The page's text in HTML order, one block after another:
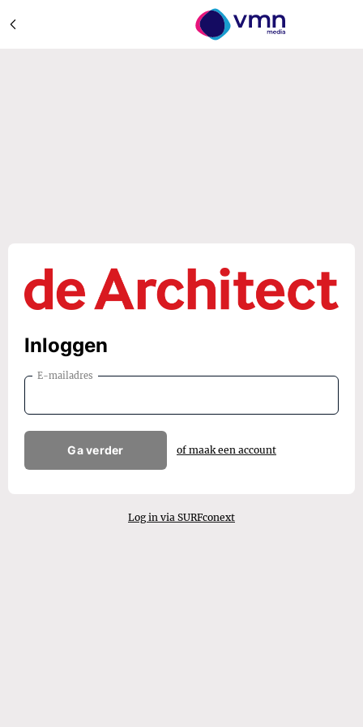
Inloggen
E-mailadres
Ga verder of maak een account
Log in via SURFconext